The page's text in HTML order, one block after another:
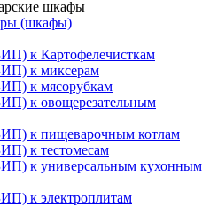
шкафы
(шкафы)
к Картофелечисткам
к миксерам
к мясорубкам
к овощерезательным
к пищеварочным котлам
к тестомесам
к универсальным кухонным
к электроплитам